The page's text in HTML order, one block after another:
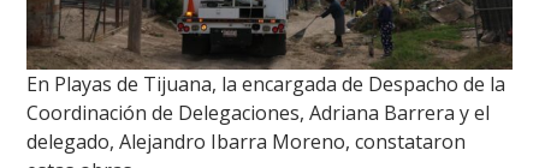
En Playas de Tijuana, la encargada de Despacho de la
Coordinación de Delegaciones, Adriana Barrera y el
delegado, Alejandro Ibarra Moreno, constataron